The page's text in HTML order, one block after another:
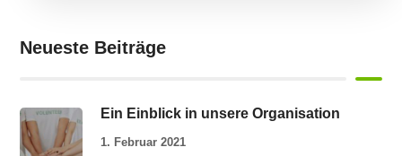
Neueste Beiträge
Ein Einblick in unsere Organisation
1. Februar 2021